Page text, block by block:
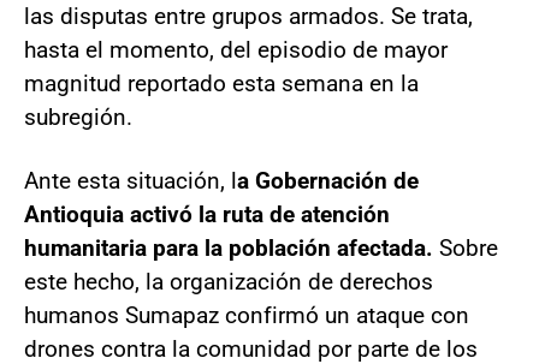
las disputas entre grupos armados. Se trata,
hasta el momento, del episodio de mayor
magnitud reportado esta semana en la
subregión.
Ante esta situación, la Gobernación de
Antioquia activó la ruta de atención
humanitaria para la población afectada. Sobre
este hecho, la organización de derechos
humanos Sumapaz confirmó un ataque con
drones contra la comunidad por parte de los